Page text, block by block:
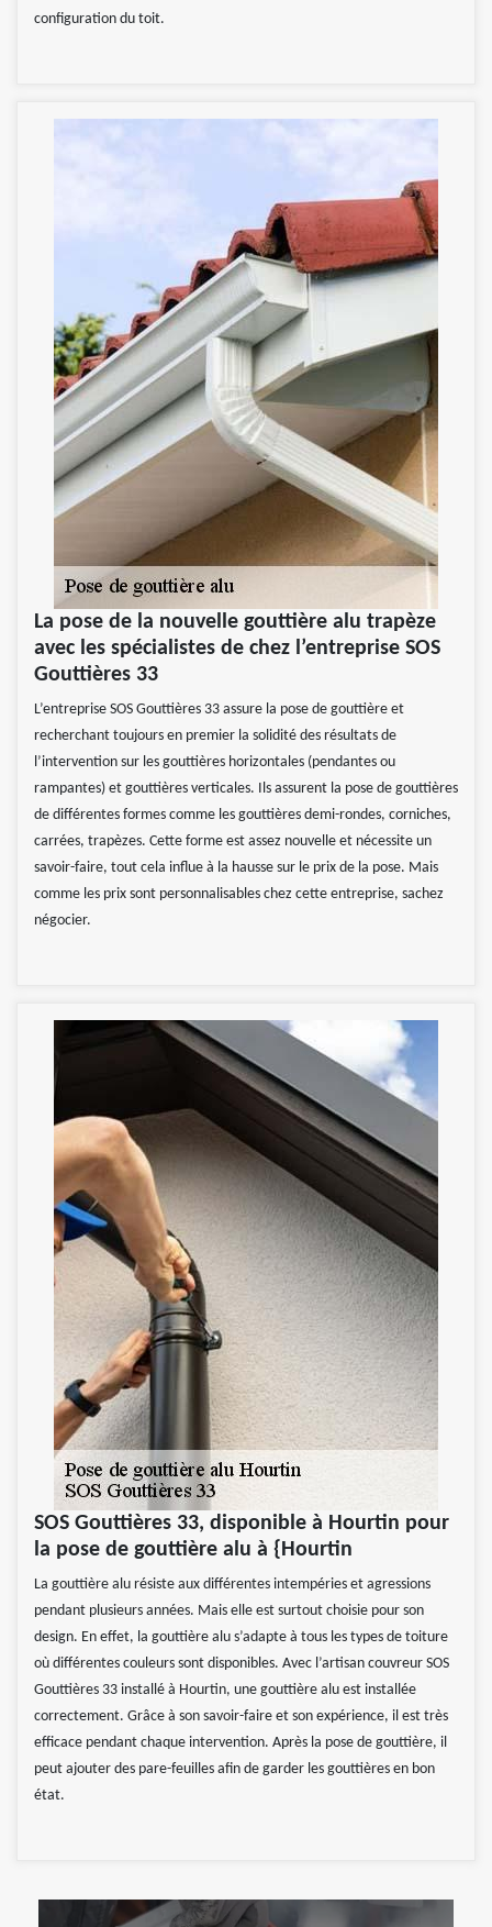
configuration du toit.
La pose de la nouvelle gouttière alu trapèze
avec les spécialistes de chez l’entreprise SOS
Gouttières 33
L’entreprise SOS Gouttières 33 assure la pose de gouttière et
recherchant toujours en premier la solidité des résultats de
l’intervention sur les gouttières horizontales (pendantes ou
rampantes) et gouttières verticales. Ils assurent la pose de gouttières
de différentes formes comme les gouttières demi-rondes, corniches,
carrées, trapèzes. Cette forme est assez nouvelle et nécessite un
savoir-faire, tout cela influe à la hausse sur le prix de la pose. Mais
comme les prix sont personnalisables chez cette entreprise, sachez
négocier.
SOS Gouttières 33, disponible à Hourtin pour
la pose de gouttière alu à {Hourtin
La gouttière alu résiste aux différentes intempéries et agressions
pendant plusieurs années. Mais elle est surtout choisie pour son
design. En effet, la gouttière alu s’adapte à tous les types de toiture
où différentes couleurs sont disponibles. Avec l’artisan couvreur SOS
Gouttières 33 installé à Hourtin, une gouttière alu est installée
correctement. Grâce à son savoir-faire et son expérience, il est très
efficace pendant chaque intervention. Après la pose de gouttière, il
peut ajouter des pare-feuilles afin de garder les gouttières en bon
état.